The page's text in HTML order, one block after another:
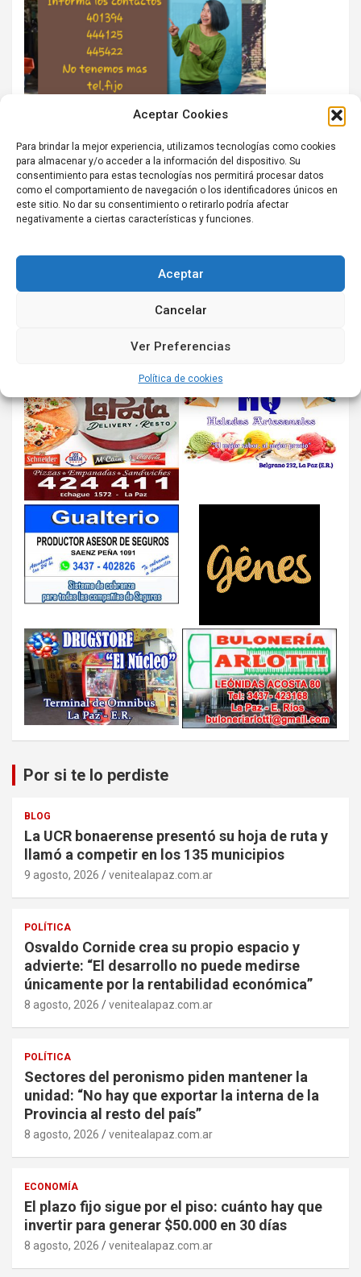
Aceptar Cookies
Para brindar la mejor experiencia, utilizamos tecnologías como cookies
para almacenar y/o acceder a la información del dispositivo. Su
consentimiento para estas tecnologías nos permitirá procesar datos
como el comportamiento de navegación o los identificadores únicos en
este sitio. No dar su consentimiento o retirarlo podría afectar
negativamente a ciertas características y funciones.
Aceptar
Cancelar
Ver Preferencias
Política de cookies
Por si te lo perdiste
BLOG
La UCR bonaerense presentó su hoja de ruta y
llamó a competir en los 135 municipios
9 agosto, 2026 venitealapaz.com.ar
POLÍTICA
Osvaldo Cornide crea su propio espacio y
advierte: “El desarrollo no puede medirse
únicamente por la rentabilidad económica”
8 agosto, 2026 venitealapaz.com.ar
POLÍTICA
Sectores del peronismo piden mantener la
unidad: “No hay que exportar la interna de la
Provincia al resto del país”
8 agosto, 2026 venitealapaz.com.ar
ECONOMÍA
El plazo fijo sigue por el piso: cuánto hay que
invertir para generar $50.000 en 30 días
8 agosto, 2026 venitealapaz.com.ar